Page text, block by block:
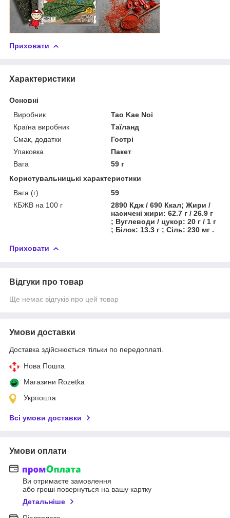
Приховати
Характеристики
Основні
Виробник
Tao Kae Noi
Країна виробник
Таїланд
Смак, додатки
Гострі
Упаковка
Пакет
Вага
59 г
Користувальницькі характеристики
Вага (г)
59
КБЖВ на 100 г
2890 Кдж / 690 Ккал; Жири /
насичені жири: 62.7 г / 26.9 г
; Вуглеводи / цукор: 20 г / 1 г
; Білок: 13.3 г ; Сіль: 230 мг .
Приховати
Відгуки про товар
Ще немає відгуків про цей товар
Умови доставки
Доставка здійснюється тільки по передоплаті.
Нова Пошта
Магазини Rozetka
Укрпошта
Всі умови доставки
Умови оплати
Ви отримаєте замовлення
або гроші повернуться на вашу картку
Детальніше